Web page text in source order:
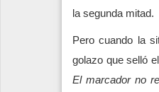
la segunda mitad.
Pero cuando la
golazo que selló
El marcador no